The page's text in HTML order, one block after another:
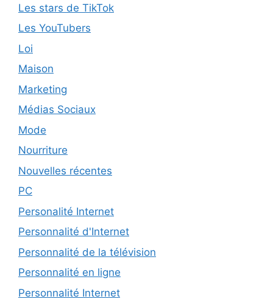
Les stars de TikTok
Les YouTubers
Loi
Maison
Marketing
Médias Sociaux
Mode
Nourriture
Nouvelles récentes
PC
Personalité Internet
Personnalité d'Internet
Personnalité de la télévision
Personnalité en ligne
Personnalité Internet